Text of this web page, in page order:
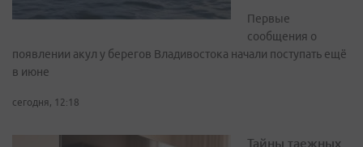
Первые
сообщения о
появлении акул у берегов Владивостока начали поступать ещё
в июне
сегодня, 12:18
Тайны таежных